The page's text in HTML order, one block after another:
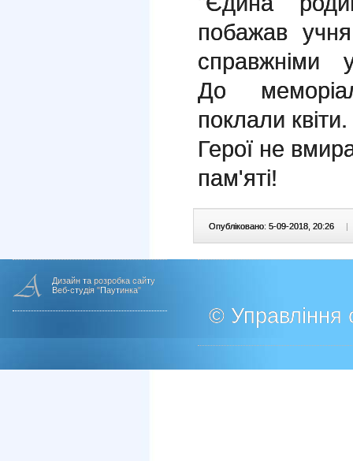
побажав
справжніми
До
поклали квіти.
Герої не
пам'яті!
Опубліковано: 5-09-2018, 20:26 |
Дизайн та розробка сайту
Веб-студія "Паутинка"
© Управління